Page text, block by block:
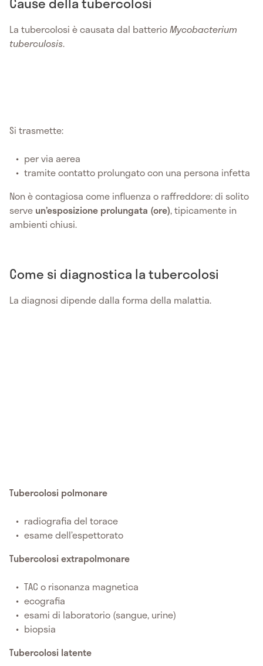
La tubercolosi è causata dal batterioMycobacterium
tuberculosis.
Si trasmette:
per via aerea
tramite contatto prolungato con una persona infetta
Non è contagiosa come influenza o raffreddore: di solito
serve un’esposizione prolungata (ore), tipicamente in
ambienti chiusi.
Come si diagnostica la tubercolosi
La diagnosi dipende dalla forma della malattia.
Tubercolosi polmonare
radiografia del torace
esame dell’espettorato
Tubercolosi extrapolmonare
TAC o risonanza magnetica
ecografia
esami di laboratorio (sangue, urine)
biopsia
Tubercolosi latente